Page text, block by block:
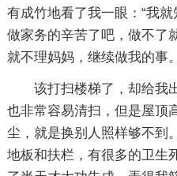
有成竹地看了我一眼：“我
做家务的辛苦了吧，做不了
就不理妈妈，继续做我的事。
该打扫楼梯了，却给我
也非常容易清扫，但是屋顶
尘，就是换别人照样够不到
地板和扶栏，有很多的卫生